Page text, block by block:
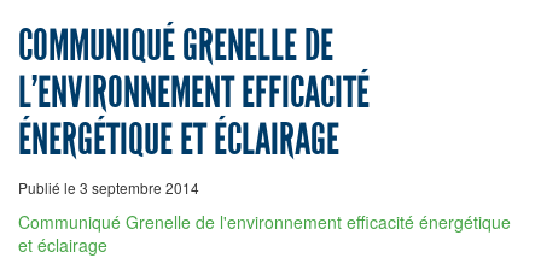
COMMUNIQUÉ GRENELLE DE
L’ENVIRONNEMENT EFFICACITÉ
ÉNERGÉTIQUE ET ÉCLAIRAGE
Publié le 3 septembre 2014
Communiqué Grenelle de l'environnement efficacité énergétique
et éclairage